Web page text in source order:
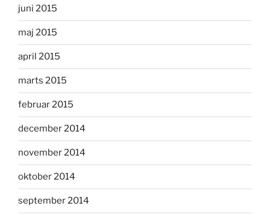
juni 2015
maj 2015
april 2015
marts 2015
februar 2015
december 2014
november 2014
oktober 2014
september 2014